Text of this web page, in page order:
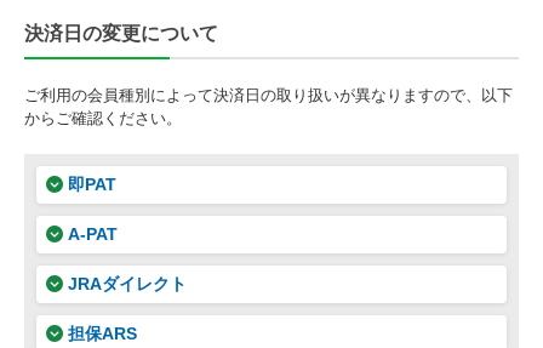
決済日の変更について
ご利用の会員種別によって決済日の取り扱いが異なりますので、以下
からご確認ください。
即PAT
A-PAT
JRAダイレクト
担保ARS